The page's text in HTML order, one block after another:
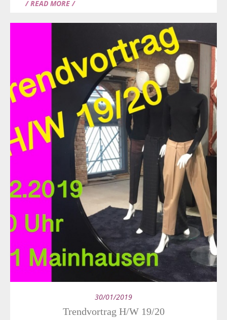
/ READ MORE /
30/01/2019
Trendvortrag H/W 19/20